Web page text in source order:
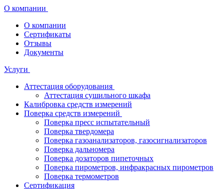
О компании
О компании
Сертификаты
Отзывы
Документы
Услуги
Аттестация оборудования
Аттестация сушильного шкафа
Калибровка средств измерений
Поверка средств измерений
Поверка пресс испытательный
Поверка твердомера
Поверка газоанализаторов, газосигнализаторов
Поверка дальномера
Поверка дозаторов пипеточных
Поверка пирометров, инфракрасных пирометров
Поверка термометров
Сертификация